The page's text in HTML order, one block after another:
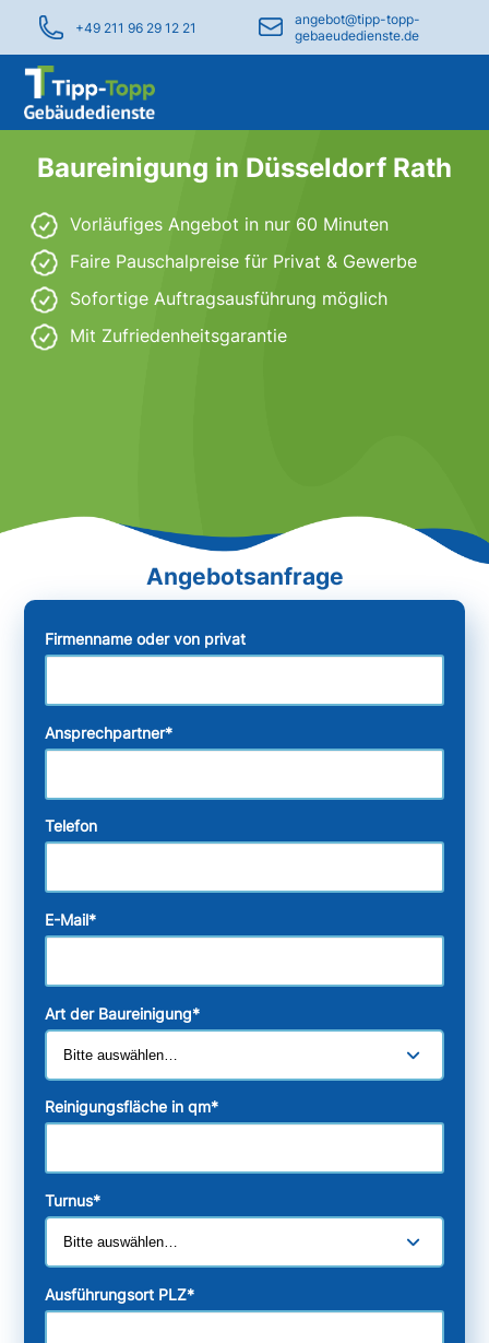
+49 211 96 29 12 21
angebot@tipp-topp-
gebaeudedienste.de
Baureinigung in Düsseldorf Rath
Vorläufiges Angebot in nur 60 Minuten
Faire Pauschalpreise für Privat & Gewerbe
Sofortige Auftragsausführung möglich
Mit Zufriedenheitsgarantie
Firmenname oder von privat
Ansprechpartner*
Telefon
E-Mail*
Art der Baureinigung*
Reinigungsfläche in qm*
Turnus*
Ausführungsort PLZ*